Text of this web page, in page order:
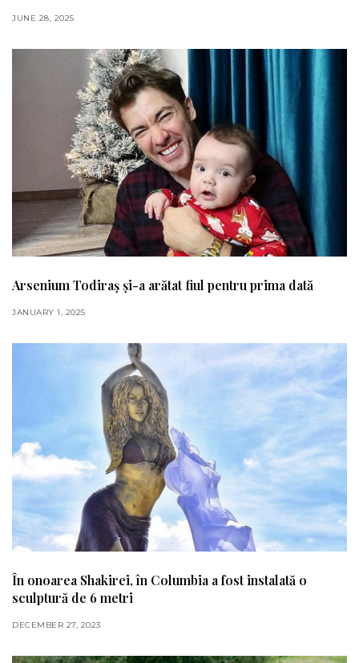
JUNE 28, 2025
Arsenium Todiraș și-a arătat fiul pentru prima dată
JANUARY 1, 2025
În onoarea Shakirei, în Columbia a fost instalată o
sculptură de 6 metri
DECEMBER 27, 2023